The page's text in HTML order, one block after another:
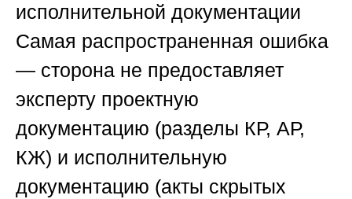
исполнительной документации
Самая распространенная ошибка
— сторона не предоставляет
эксперту проектную
документацию (разделы КР, АР,
КЖ) и исполнительную
документацию (акты скрытых